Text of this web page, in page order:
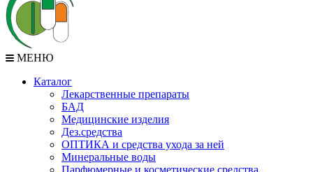
МЕНЮ
Каталог
Лекарственные препараты
БАД
Медицинские изделия
Дез.средства
ОПТИКА и средства ухода за ней
Минеральные воды
Парфюмерные и косметические средства